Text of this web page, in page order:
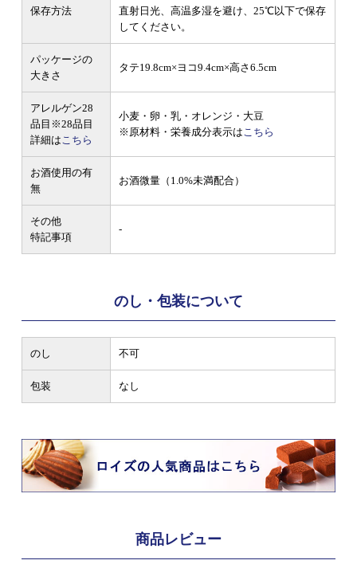
保存方法
直射日光、高温多湿を避け、25℃以下で保存
してください。
パッケージの
大きさ
タテ19.8cm×ヨコ9.4cm×高さ6.5cm
アレルゲン28
品目 ※28品目
詳細はこちら
小麦・卵・乳・オレンジ・大豆
※原材料・栄養成分表示はこちら
お酒使用の有
無
お酒微量（1.0%未満配合）
その他
特記事項
-
のし・包装について
のし 不可
包装 なし
商品レビュー